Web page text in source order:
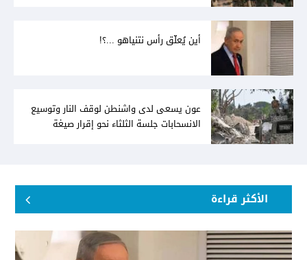
أين يُعلّق رأس نتنياهو ...؟!
عون يسعى لدى واشنطن لوقف النار وتوسيع
الانسحابات جلسة الثلثاء نحو إقرار صيغة
الأكثر قراءة